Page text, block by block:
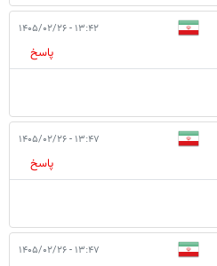
۱۳:۴۲ - ۱۴۰۵/۰۲/۲۶
پاسخ
۱۳:۴۷ - ۱۴۰۵/۰۲/۲۶
پاسخ
۱۳:۴۷ - ۱۴۰۵/۰۲/۲۶